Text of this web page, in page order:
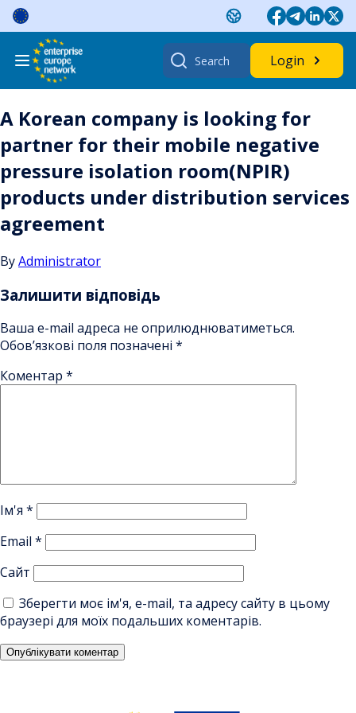
Skip
content
Search
for:
Login
A Korean company is looking for
partner for their mobile negative
pressure isolation room(NPIR)
products under distribution services
agreement
ByAdministrator
Залишити відповідь
Ваша e-mail адреса не оприлюднюватиметься.
Обов’язкові поля позначені *
Коментар *
Ім'я *
Email *
Сайт
Зберегти моє ім'я, e-mail, та адресу сайту в цьому
браузері для моїх подальших коментарів.